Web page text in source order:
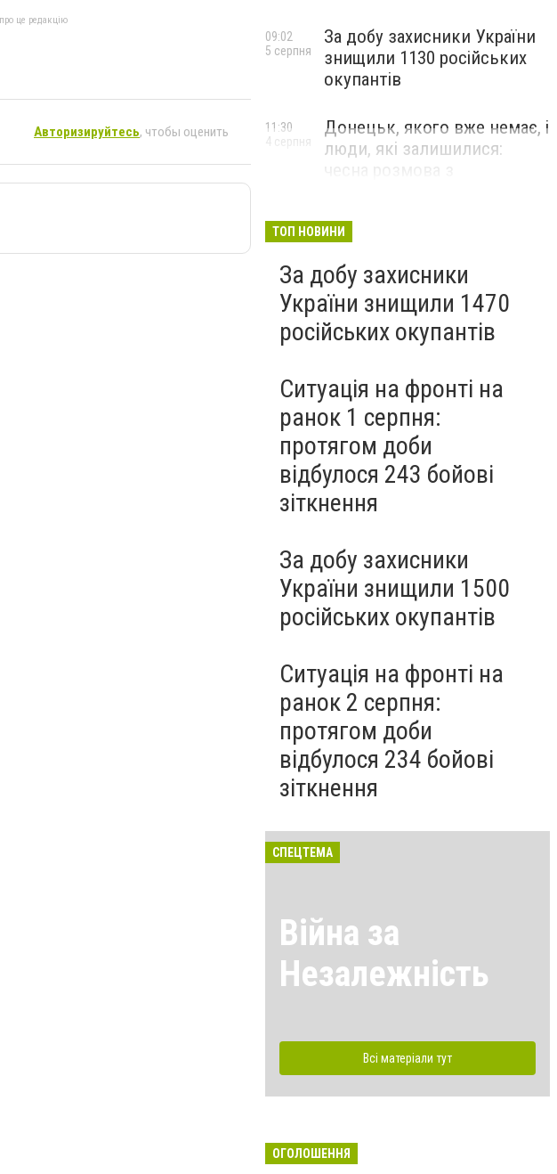
це редакцію
Авторизируйтесь, чтобы оценить
За добу захисники України
знищили 1130 російських
окупантів
09:02
5 серпня
Донецьк, якого вже немає, і
люди, які залишилися:
11:30
4 серпня
ТОП НОВИНИ
За добу захисники
України знищили 1470
російських окупантів
Ситуація на фронті на
ранок 1 серпня:
протягом доби
відбулося 243 бойові
зіткнення
За добу захисники
України знищили 1500
російських окупантів
Ситуація на фронті на
ранок 2 серпня:
протягом доби
відбулося 234 бойові
зіткнення
СПЕЦТЕМА
Війна за
Незалежність
Всі матеріали тут
ОГОЛОШЕННЯ